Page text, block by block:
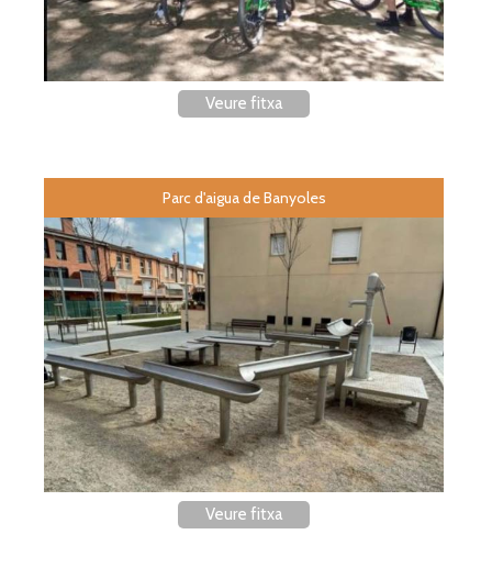
Veure fitxa
Parc d'aigua de Banyoles
Veure fitxa